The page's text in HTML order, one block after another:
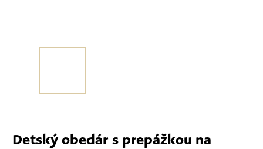
Detský obedár s prepážkou na